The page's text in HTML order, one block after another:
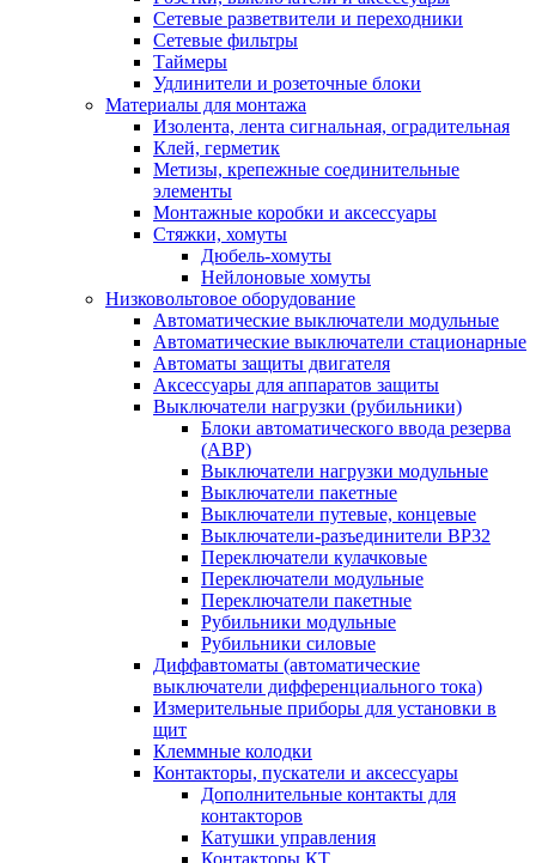
Сетевые разветвители и переходники
Сетевые фильтры
Таймеры
Удлинители и розеточные блоки
Материалы для монтажа
Изолента, лента сигнальная, оградительная
Клей, герметик
Метизы, крепежные соединительные
элементы
Монтажные коробки и аксессуары
Стяжки, хомуты
Дюбель-хомуты
Нейлоновые хомуты
Низковольтовое оборудование
Автоматические выключатели модульные
Автоматические выключатели стационарные
Автоматы защиты двигателя
Аксессуары для аппаратов защиты
Выключатели нагрузки (рубильники)
Блоки автоматического ввода резерва
(АВР)
Выключатели нагрузки модульные
Выключатели пакетные
Выключатели путевые, концевые
Выключатели-разъединители ВР32
Переключатели кулачковые
Переключатели модульные
Переключатели пакетные
Рубильники модульные
Рубильники силовые
Диффавтоматы (автоматические
выключатели дифференциального тока)
Измерительные приборы для установки в
щит
Клеммные колодки
Контакторы, пускатели и аксессуары
Дополнительные контакты для
контакторов
Катушки управления
Контакторы КТ